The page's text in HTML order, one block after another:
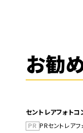
お勧
セントレアフォト
PR PRセントレアフ